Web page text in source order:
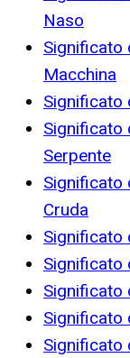
Naso
Significato
Macchina
Significato
Significato
Serpente
Significato
Cruda
Significato
Significato
Significato
Significato
Significato